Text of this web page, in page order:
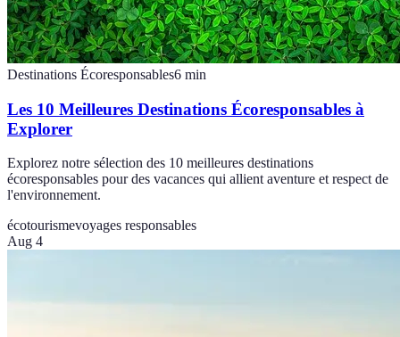
Destinations Écoresponsables6 min
Les 10 Meilleures Destinations Écoresponsables à
Explorer
Explorez notre sélection des 10 meilleures destinations
écoresponsables pour des vacances qui allient aventure et respect de
l'environnement.
écotourismevoyages responsables
Aug 4